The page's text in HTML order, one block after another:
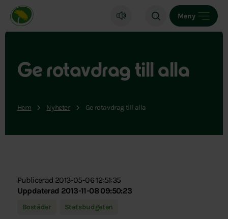
Miljöpartiet de gröna, startsida
Meny
Ge rotavdrag till alla
Hem Nyheter Ge rotavdrag till alla
Publicerad 2013-05-06 12:51:35
Uppdaterad 2013-11-08 09:50:23
Bostäder Statsbudgeten